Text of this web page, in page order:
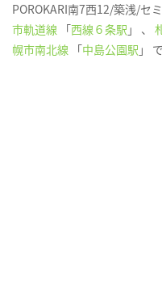
POROKARI南7西12/築浅/セ
市軌道線 「西線６条駅 」 、
幌市南北線 「中島公園駅 」